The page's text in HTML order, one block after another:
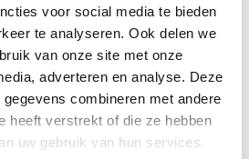
voor social media te bieden
te analyseren. Ook delen we
van onze site met onze
adverteren en analyse. Deze
combineren met andere
heeft verstrekt of die ze hebben
uw gebruik van hun services.